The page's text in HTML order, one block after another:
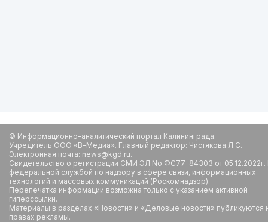
© Информационно-аналитический портал Калининграда.
Учредитель ООО «В-Медиа». Главный редактор: Чистякова Л.С.
Электронная почта: news@kgd.ru.
Свидетельство о регистрации СМИ ЭЛ No ФС77-84303 от
федеральной службой по надзору в сфере связи, информационных
технологий и массовых коммуникаций (Роскомнадзор).
Перепечатка информации возможна только с указанием активной
гиперссылки.
Материалы в разделах «Новости» и «Деловые новости» публикуются
правах рекламы.